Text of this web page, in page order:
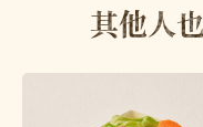
其他人